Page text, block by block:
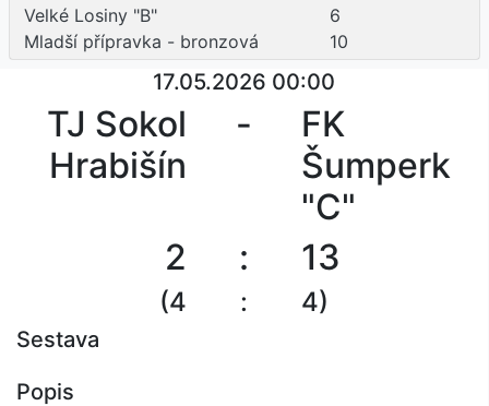
Velké Losiny "B"
6
Mladší přípravka - bronzová
10
17.05.2026 00:00
TJ Sokol
Hrabišín
-
FK
Šumperk
"C"
2
: 13
(4 : 4)
Sestava
Popis